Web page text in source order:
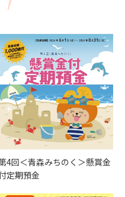
4回＜青森みちのく＞懸賞金
定期預金